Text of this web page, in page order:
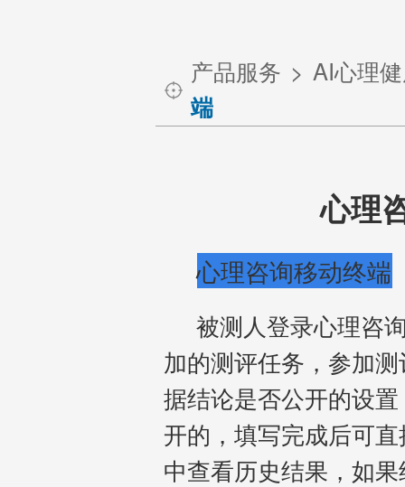
产品服务 AI心理
端
心理
心理咨询移动终端
被测人登录心理咨
加的测评任务，参加
据结论是否公开的设
开的，填写完成后可
中查看历史结果，如